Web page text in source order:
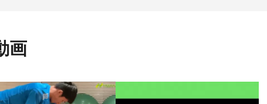
ポートする」を企業理念として掲げ、世の中の人々の『健康』をあら
画